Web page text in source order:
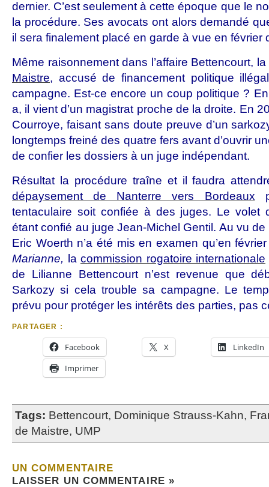
dernier. C’est seulement à cette époque que le
la procédure. Ses avocats ont alors demandé
il sera finalement placé en garde à vue en février
Même raisonnement dans l’affaire Bettencourt, la
Maistre, accusé de financement politique
campagne. Est-ce encore un coup politique ?
a, il vient d’un magistrat proche de la droite. En
Courroye, faisant sans doute preuve d’un
longtemps freiné des quatre fers avant d’ouvrir
de confier les dossiers à un juge indépendant.
Résultat la procédure traîne et il faudra
dépaysement de Nanterre vers Bordeaux
tentaculaire soit confiée à des juges. Le volet
étant confié au juge Jean-Michel Gentil. Au vu
Eric Woerth n’a été mis en examen qu’en
Marianne, la commission rogatoire internationale
de Lilianne Bettencourt n’est revenue que
Sarkozy si cela trouble sa campagne. Le
prévu pour protéger les intérêts des parties, pas
PARTAGER :
Facebook X
LinkedIn
Imprimer
Tags: Bettencourt, Dominique Strauss-Kahn,
de Maistre, UMP
UN COMMENTAIRE
LAISSER UN COMMENTAIRE »